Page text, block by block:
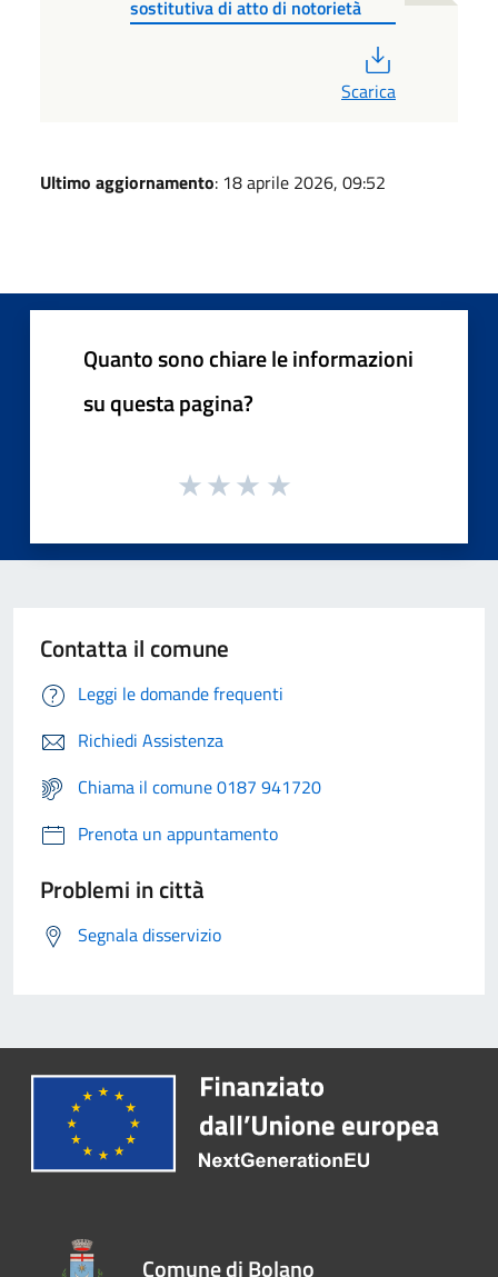
sostitutiva di atto di notorietà
Scarica
Ultimo aggiornamento: 18 aprile 2026, 09:52
Quanto sono chiare le informazioni
su questa pagina?
Contatta il comune
Leggi le domande frequenti
Richiedi Assistenza
Chiama il comune 0187 941720
Prenota un appuntamento
Problemi in città
Segnala disservizio
Comune di Bolano